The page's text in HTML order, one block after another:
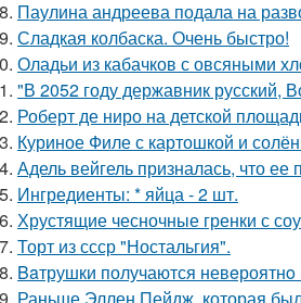
Паулина андреева подала на
Сладкая колбаска. Очень быстро!
Оладьи из кабачков с овсяными
"В 2052 году державник русский,
Роберт де ниро на детской
Куриное Филе с картошкой и
Адель вейгель призналась, что
Ингредиенты: * яйца - 2 шт.
Хрустящие чесночные гренки с
Торт из ссср "Ностальгия".
Baтрушки получаются